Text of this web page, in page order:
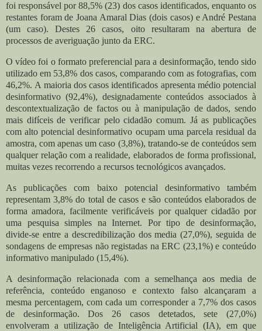
foi responsável por 88,5% (23) dos casos identificados, enquanto os
restantes foram de Joana Amaral Dias (dois casos) e André Pestana
(um caso). Destes 26 casos, oito resultaram na abertura de
processos de averiguação junto da ERC.
O vídeo foi o formato preferencial para a desinformação, tendo sido
utilizado em 53,8% dos casos, comparando com as fotografias, com
46,2%. A maioria dos casos identificados apresenta médio potencial
desinformativo (92,4%), designadamente conteúdos associados à
descontextualização de factos ou à manipulação de dados, sendo
mais difíceis de verificar pelo cidadão comum. Já as publicações
com alto potencial desinformativo ocupam uma parcela residual da
amostra, com apenas um caso (3,8%), tratando-se de conteúdos sem
qualquer relação com a realidade, elaborados de forma profissional,
muitas vezes recorrendo a recursos tecnológicos avançados.
As publicações com baixo potencial desinformativo também
representam 3,8% do total de casos e são conteúdos elaborados de
forma amadora, facilmente verificáveis por qualquer cidadão por
uma pesquisa simples na Internet. Por tipo de desinformação,
divide-se entre a descredibilização dos media (27,0%), seguida de
sondagens de empresas não registadas na ERC (23,1%) e conteúdo
informativo manipulado (15,4%).
A desinformação relacionada com a semelhança aos media de
referência, conteúdo enganoso e contexto falso alcançaram a
mesma percentagem, com cada um corresponder a 7,7% dos casos
de desinformação. Dos 26 casos detetados, sete (27,0%)
envolveram a utilização de Inteligência Artificial (IA), em que